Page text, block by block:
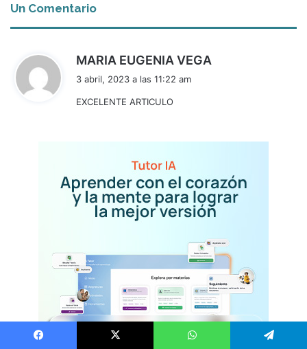
Un Comentario
MARIA EUGENIA VEGA
3 abril, 2023 a las 11:22 am
EXCELENTE ARTICULO